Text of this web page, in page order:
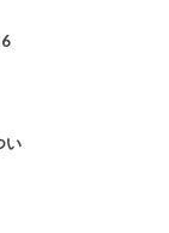
い